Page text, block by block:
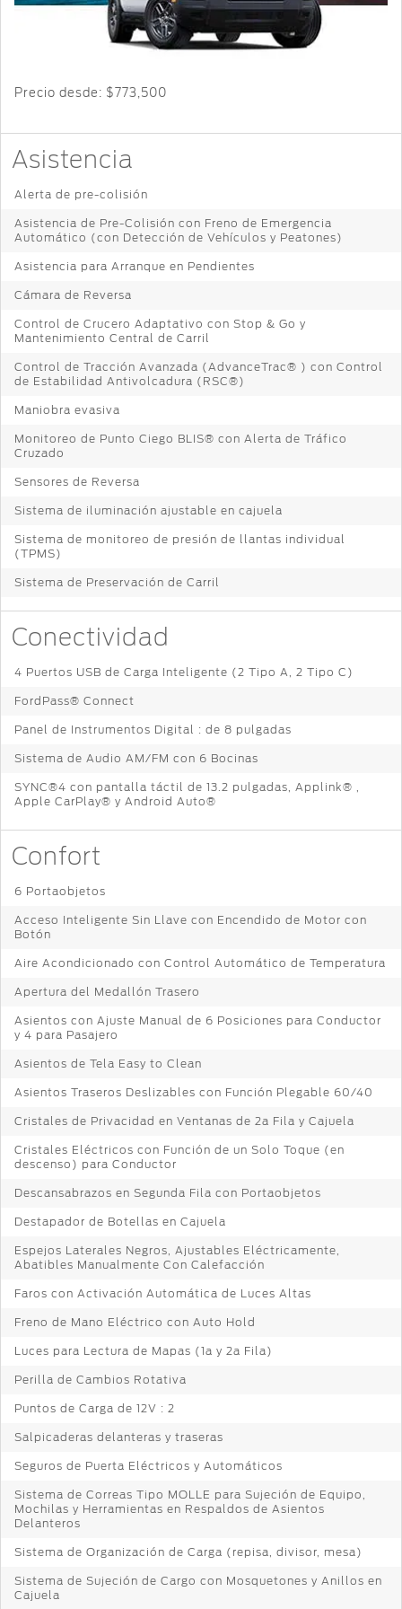
Custom
Garage
Accesorios
Ford
Vehículos
Descubre
Tu Ford
Distribuidor
Certificados
Ford
D-
Tect
Colisión y
Originales
Mantenimiento
Programa de
Mantenimiento
Comerciales
Motorcraft®
Servicio
Promociones
a
Revisión
Garantía
en
Partes
Soporte
Técnico
Seguridad
Trabajo
Contraseña
Precio desde: $773,500
Asistencia
Alerta de pre-colisión
Asistencia de Pre-Colisión con Freno de Emergencia
Automático (con Detección de Vehículos y Peatones)
Asistencia para Arranque en Pendientes
Cámara de Reversa
Control de Crucero Adaptativo con Stop & Go y
Mantenimiento Central de Carril
Control de Tracción Avanzada (AdvanceTrac® ) con Control
de Estabilidad Antivolcadura (RSC®)
Maniobra evasiva
Monitoreo de Punto Ciego BLIS® con Alerta de Tráfico
Cruzado
Sensores de Reversa
Sistema de iluminación ajustable en cajuela
Sistema de monitoreo de presión de llantas individual
(TPMS)
Sistema de Preservación de Carril
Conectividad
4 Puertos USB de Carga Inteligente (2 Tipo A, 2 Tipo C)
FordPass® Connect
Panel de Instrumentos Digital : de 8 pulgadas
Sistema de Audio AM/FM con 6 Bocinas
SYNC®4 con pantalla táctil de 13.2 pulgadas, Applink® ,
Apple CarPlay® y Android Auto®
Confort
6 Portaobjetos
Acceso Inteligente Sin Llave con Encendido de Motor con
Botón
Aire Acondicionado con Control Automático de Temperatura
Apertura del Medallón Trasero
Asientos con Ajuste Manual de 6 Posiciones para Conductor
y 4 para Pasajero
Asientos de Tela Easy to Clean
Asientos Traseros Deslizables con Función Plegable 60/40
Cristales de Privacidad en Ventanas de 2a Fila y Cajuela
Cristales Eléctricos con Función de un Solo Toque (en
descenso) para Conductor
Descansabrazos en Segunda Fila con Portaobjetos
Destapador de Botellas en Cajuela
Espejos Laterales Negros, Ajustables Eléctricamente,
Abatibles Manualmente Con Calefacción
Faros con Activación Automática de Luces Altas
Freno de Mano Eléctrico con Auto Hold
Luces para Lectura de Mapas (1a y 2a Fila)
Perilla de Cambios Rotativa
Puntos de Carga de 12V : 2
Salpicaderas delanteras y traseras
Seguros de Puerta Eléctricos y Automáticos
Sistema de Correas Tipo MOLLE para Sujeción de Equipo,
Mochilas y Herramientas en Respaldos de Asientos
Delanteros
Sistema de Organización de Carga (repisa, divisor, mesa)
Sistema de Sujeción de Cargo con Mosquetones y Anillos en
Cajuela